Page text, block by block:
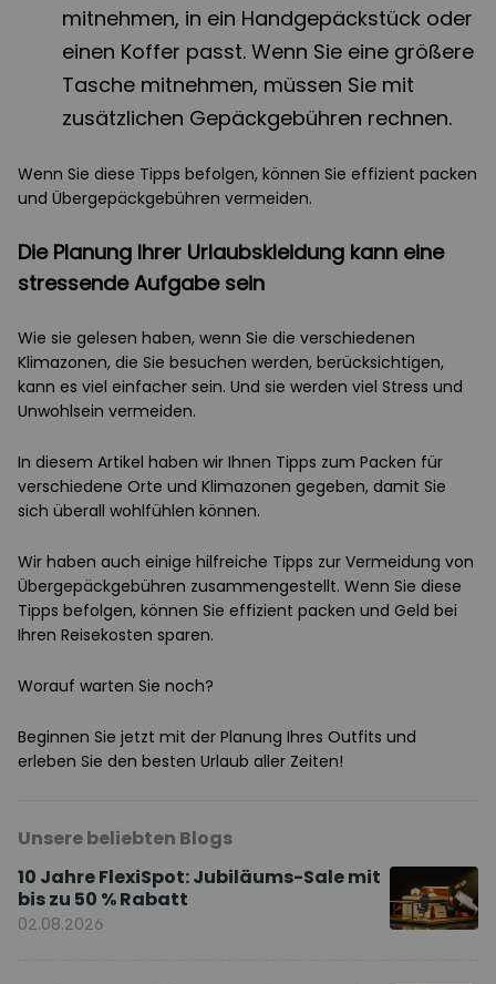
mitnehmen, in ein Handgepäckstück oder
einen Koffer passt. Wenn Sie eine größere
Tasche mitnehmen, müssen Sie mit
zusätzlichen Gepäckgebühren rechnen.
Wenn Sie diese Tipps befolgen, können Sie effizient packen
und Übergepäckgebühren vermeiden.
Die Planung Ihrer Urlaubskleidung kann eine
stressende Aufgabe sein
Wie sie gelesen haben, wenn Sie die verschiedenen
Klimazonen, die Sie besuchen werden, berücksichtigen,
kann es viel einfacher sein. Und sie werden viel Stress und
Unwohlsein vermeiden.
In diesem Artikel haben wir Ihnen Tipps zum Packen für
verschiedene Orte und Klimazonen gegeben, damit Sie
sich überall wohlfühlen können.
Wir haben auch einige hilfreiche Tipps zur Vermeidung von
Übergepäckgebühren zusammengestellt. Wenn Sie diese
Tipps befolgen, können Sie effizient packen und Geld bei
Ihren Reisekosten sparen.
Worauf warten Sie noch?
Beginnen Sie jetzt mit der Planung Ihres Outfits und
erleben Sie den besten Urlaub aller Zeiten!
Unsere beliebten Blogs
10 Jahre FlexiSpot: Jubiläums-Sale mit
bis zu 50 % Rabatt
02.08.2026